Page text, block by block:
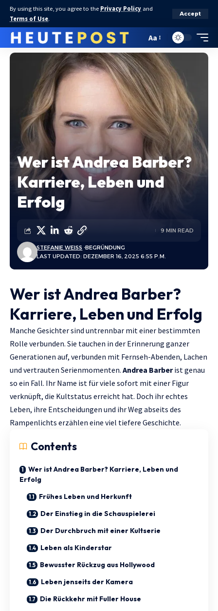
By using this site, you agree to the Privacy Policy and
Terms of Use.
Accept
Aa
Wer ist Andrea Barber?
Karriere, Leben und
Erfolg
LAST UPDATED: DEZEMBER 16, 2025 6:55 P.M.
STEFANIE WEISS BEGRÜNDUNG
9 MIN READ
Wer ist Andrea Barber?
Karriere, Leben und Erfolg
Manche Gesichter sind untrennbar mit einer bestimmten
Rolle verbunden. Sie tauchen in der Erinnerung ganzer
Generationen auf, verbunden mit Fernseh-Abenden, Lachen
und vertrauten Serienmomenten. Andrea Barberist genau
so ein Fall. Ihr Name ist für viele sofort mit einer Figur
verknüpft, die Kultstatus erreicht hat. Doch ihr echtes
Leben, ihre Entscheidungen und ihr Weg abseits des
Rampenlichts erzählen eine viel tiefere Geschichte.
Contents
Wer ist Andrea Barber? Karriere, Leben und
Erfolg
Frühes Leben und Herkunft
Der Einstieg in die Schauspielerei
Der Durchbruch mit einer Kultserie
Leben als Kinderstar
Bewusster Rückzug aus Hollywood
Leben jenseits der Kamera
Die Rückkehr mit Fuller House